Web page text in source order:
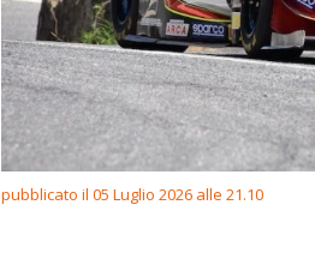
pubblicato il 05 Luglio 2026 alle 21.10